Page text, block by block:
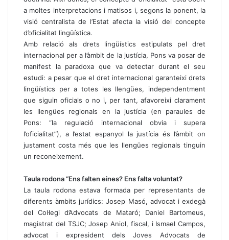
a moltes interpretacions i matisos i, segons la ponent, la
visió centralista de l’Estat afecta la visió del concepte
d’oficialitat lingüística.
Amb relació als drets lingüístics estipulats pel dret
internacional per a l’àmbit de la justícia, Pons va posar de
manifest la paradoxa que va detectar durant el seu
estudi: a pesar que el dret internacional garanteixi drets
lingüístics per a totes les llengües, independentment
que siguin oficials o no i, per tant, afavoreixi clarament
les llengües regionals en la justícia (en paraules de
Pons: “la regulació internacional obvia i supera
l’oficialitat”), a l’estat espanyol la justícia és l’àmbit on
justament costa més que les llengües regionals tinguin
un reconeixement.
Taula rodona “Ens falten eines? Ens falta voluntat?
La taula rodona estava formada per representants de
diferents àmbits jurídics: Josep Masó, advocat i exdegà
del Col·legi d’Advocats de Mataró; Daniel Bartomeus,
magistrat del TSJC; Josep Aniol, fiscal, i Ismael Campos,
advocat i expresident dels Joves Advocats de